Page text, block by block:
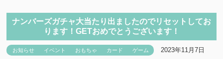
ナンバーズガチャ大当たり出ましたのでリセットしてお
ります！GETおめでとうございます！
お知らせ イベント おもちゃ カード ゲーム 2023年11月7日